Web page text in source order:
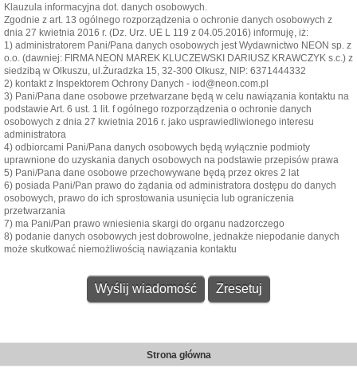
Klauzula informacyjna dot. danych osobowych.
Zgodnie z art. 13 ogólnego rozporządzenia o ochronie danych osobowych z
dnia 27 kwietnia 2016 r. (Dz. Urz. UE L 119 z 04.05.2016) informuję, iż:
1) administratorem Pani/Pana danych osobowych jest Wydawnictwo NEON sp. z
o.o. (dawniej: FIRMA NEON MAREK KLUCZEWSKI DARIUSZ KRAWCZYK s.c.) z
siedzibą w Olkuszu, ul.Żuradzka 15, 32-300 Olkusz, NIP: 6371444332
2) kontakt z Inspektorem Ochrony Danych - iod@neon.com.pl
3) Pani/Pana dane osobowe przetwarzane będą w celu nawiązania kontaktu na
podstawie Art. 6 ust. 1 lit. f ogólnego rozporządzenia o ochronie danych
osobowych z dnia 27 kwietnia 2016 r. jako usprawiedliwionego interesu
administratora
4) odbiorcami Pani/Pana danych osobowych będą wyłącznie podmioty
uprawnione do uzyskania danych osobowych na podstawie przepisów prawa
5) Pani/Pana dane osobowe przechowywane będą przez okres 2 lat
6) posiada Pani/Pan prawo do żądania od administratora dostępu do danych
osobowych, prawo do ich sprostowania usunięcia lub ograniczenia
przetwarzania
7) ma Pani/Pan prawo wniesienia skargi do organu nadzorczego
8) podanie danych osobowych jest dobrowolne, jednakże niepodanie danych
może skutkować niemożliwością nawiązania kontaktu
Strona główna